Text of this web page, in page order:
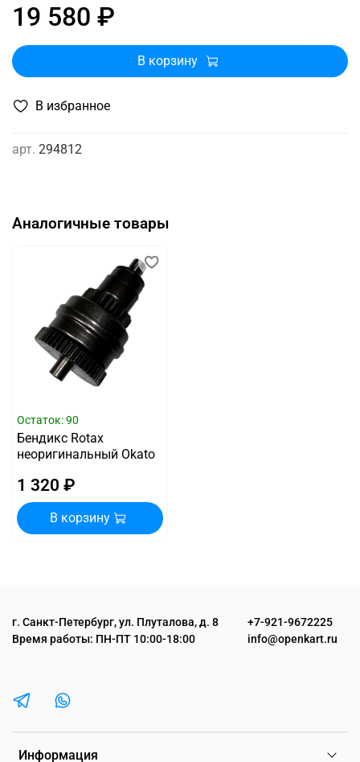
В избранное
арт. 294812
19 580 ₽
В корзину
Аналогичные товары
Остаток: 90
Бендикс Rotax
неоригинальный Okato
1 320 ₽
В корзину
Информация
г. Санкт-Петербург, ул. Плуталова, д. 8
Время работы: ПН-ПТ 10:00-18:00
+7-921-9672225
info@openkart.ru